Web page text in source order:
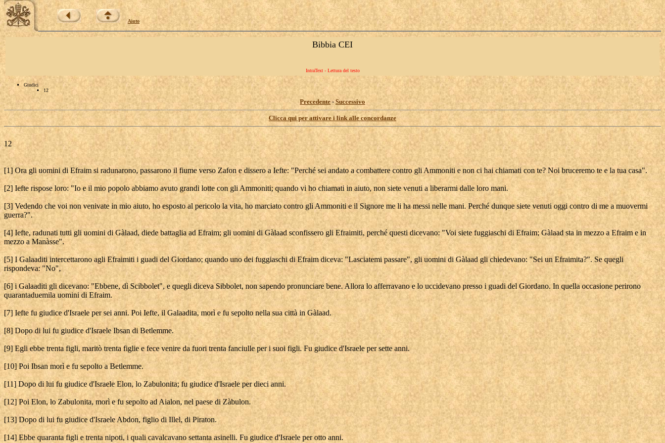
Aiuto
Bibbia CEI
IntraText - Lettura del testo
Giudici
12
Precedente-Successivo
Clicca qui per attivare i link alle concordanze
12
[1] Ora gli uomini di Efraim si radunarono, passarono il fiume verso Zafon e dissero a Iefte: "Perché sei andato a combattere contro gli Ammoniti e non ci hai chiamati con te? Noi bruceremo te e la tua casa".
[2] Iefte rispose loro: "Io e il mio popolo abbiamo avuto grandi lotte con gli Ammoniti; quando vi ho chiamati in aiuto, non siete venuti a liberarmi dalle loro mani.
[3] Vedendo che voi non venivate in mio aiuto, ho esposto al pericolo la vita, ho marciato contro gli Ammoniti e il Signore me li ha messi nelle mani. Perché dunque siete venuti oggi contro di me a muovermi
guerra?".
[4] Iefte, radunati tutti gli uomini di Gàlaad, diede battaglia ad Efraim; gli uomini di Gàlaad sconfissero gli Efraimiti, perché questi dicevano: "Voi siete fuggiaschi di Efraim; Gàlaad sta in mezzo a Efraim e in
mezzo a Manàsse".
[5] I Galaaditi intercettarono agli Efraimiti i guadi del Giordano; quando uno dei fuggiaschi di Efraim diceva: "Lasciatemi passare", gli uomini di Gàlaad gli chiedevano: "Sei un Efraimita?". Se quegli
rispondeva: "No",
[6] i Galaaditi gli dicevano: "Ebbene, dì Scibbolet", e quegli diceva Sibbolet, non sapendo pronunciare bene. Allora lo afferravano e lo uccidevano presso i guadi del Giordano. In quella occasione perirono
quarantaduemila uomini di Efraim.
[7] Iefte fu giudice d'Israele per sei anni. Poi Iefte, il Galaadita, morì e fu sepolto nella sua città in Gàlaad.
[8] Dopo di lui fu giudice d'Israele Ibsan di Betlemme.
[9] Egli ebbe trenta figli, maritò trenta figlie e fece venire da fuori trenta fanciulle per i suoi figli. Fu giudice d'Israele per sette anni.
[10] Poi Ibsan morì e fu sepolto a Betlemme.
[11] Dopo di lui fu giudice d'Israele Elon, lo Zabulonita; fu giudice d'Israele per dieci anni.
[12] Poi Elon, lo Zabulonita, morì e fu sepolto ad Aialon, nel paese di Zàbulon.
[13] Dopo di lui fu giudice d'Israele Abdon, figlio di Illel, di Piraton.
[14] Ebbe quaranta figli e trenta nipoti, i quali cavalcavano settanta asinelli. Fu giudice d'Israele per otto anni.